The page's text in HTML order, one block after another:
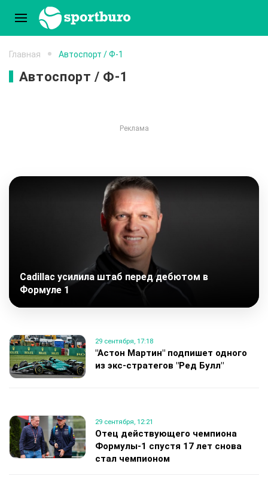
Главная Автоспорт / Ф-1
Автоспорт / Ф-1
Cadillac усилила штаб перед дебютом в
Формуле 1
29 сентября, 17:18
"Астон Мартин" подпишет одного
из экс-стратегов "Ред Булл"
29 сентября, 12:21
Отец действующего чемпиона
Формулы-1 спустя 17 лет снова
стал чемпионом